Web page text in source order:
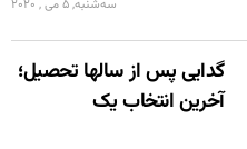
سه‌شنبه, 5 می , 2020
گدایی پس از سالها تحصیل؛
آخرین انتخاب یک